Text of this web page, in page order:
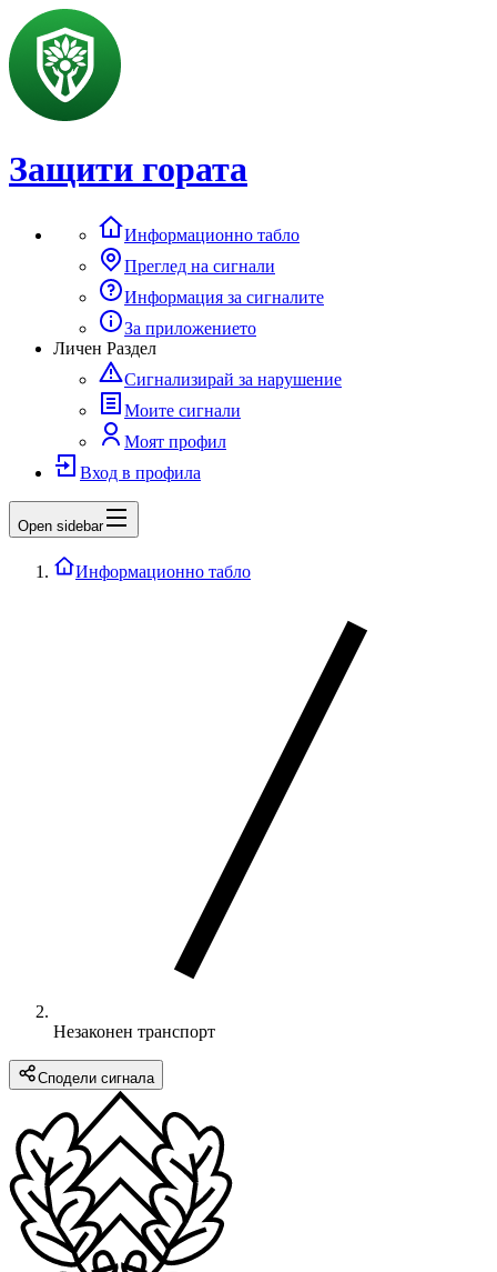
Защити гората
Информационно табло
Преглед на сигнали
Информация за сигналите
За приложението
Личен Раздел
Сигнализирай за нарушение
Моите сигнали
Моят профил
Вход в профила
Open sidebar
Информационно табло
Незаконен транспорт
Сподели сигнала